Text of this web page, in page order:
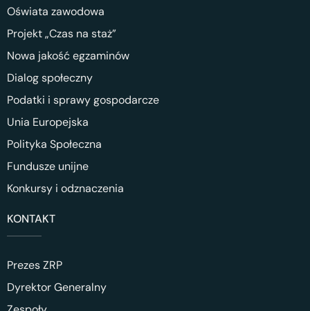
Oświata zawodowa
Projekt „Czas na staż”
Nowa jakość egzaminów
Dialog społeczny
Podatki i sprawy gospodarcze
Unia Europejska
Polityka Społeczna
Fundusze unijne
Konkursy i odznaczenia
KONTAKT
Prezes ZRP
Dyrektor Generalny